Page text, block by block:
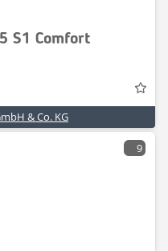
S1 Comfort
& Co. KG
9